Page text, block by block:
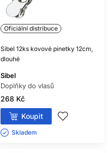
Oficiální distribuce
Sibel 12ks kovové pinetky 12cm,
dlouhé
Sibel
Doplňky do vlasů
268 Kč
Koupit
Skladem ㅤ